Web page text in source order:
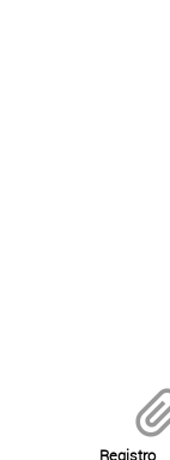
Registro